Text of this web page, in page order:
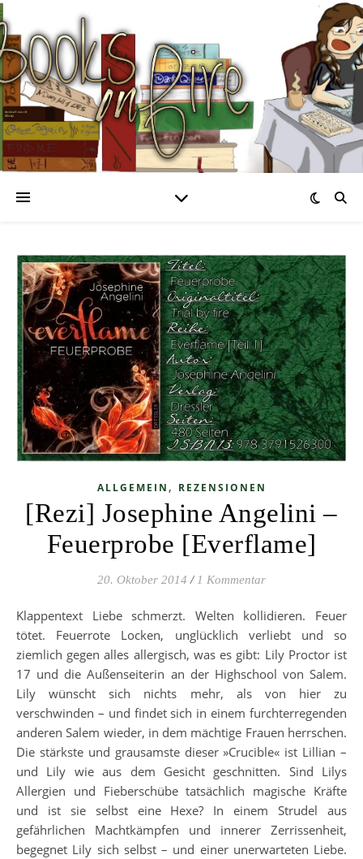
ALLGEMEIN , REZENSIONEN
[Rezi] Josephine Angelini –
Feuerprobe [Everflame]
20. Oktober 2014 / 1 Kommentar
Klappentext Liebe schmerzt. Welten kollidieren. Feuer
tötet. Feuerrote Locken, unglücklich verliebt und so
ziemlich gegen alles allergisch, was es gibt: Lily Proctor ist
17 und die Außenseiterin an der Highschool von Salem.
Lily wünscht sich nichts mehr, als von hier zu
verschwinden – und findet sich in einem furchterregenden
anderen Salem wieder, in dem mächtige Frauen herrschen.
Die stärkste und grausamste dieser »Crucible« ist Lillian –
und Lily wie aus dem Gesicht geschnitten. Sind Lilys
Allergien und Fieberschübe tatsächlich magische Kräfte
und ist sie selbst eine Hexe? In einem Strudel aus
gefährlichen Machtkämpfen und innerer Zerrissenheit,
begegnet Lily sich selbst – und einer unerwarteten Liebe.